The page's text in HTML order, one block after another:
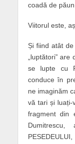
coadă de
Viitorul este,
Și fiind atât
„luptători”
se lupte cu
conduce în
ne imaginăm
vă tari și luați-
fragment din